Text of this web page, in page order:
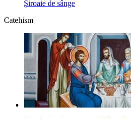
Şiroaie de sânge
Catehism